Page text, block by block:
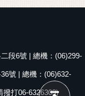
段6號 | 總機：(06)299-
號 | 總機：(06)632-
撥打06-6326303)